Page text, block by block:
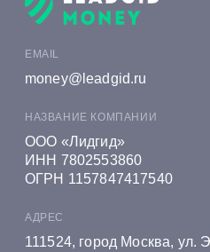
Онлайн заявка на
Онлайн заявка на
Онлайн заявка на
Онлайн заявка на
Онлайн заявка на
EMAIL
money@leadgid.ru
НАЗВАНИЕ КОМПАНИИ
ООО «Лидгид»
ИНН 7802553860
ОГРН 1157847417540
АДРЕС
111524, город Москва, ул.